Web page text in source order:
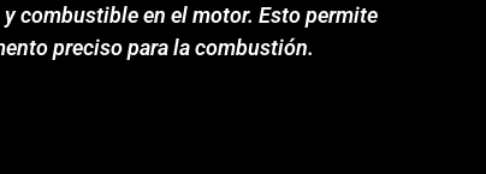
combustible en el motor. Esto permite
preciso para la combustión.